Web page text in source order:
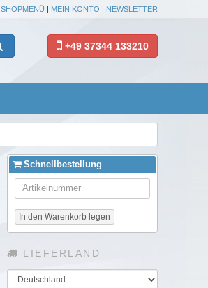
SHOPMENÜ | MEIN KONTO | NEWSLETTER
+49 37344 133210
Schnellbestellung
In den Warenkorb legen
LIEFERLAND
Land